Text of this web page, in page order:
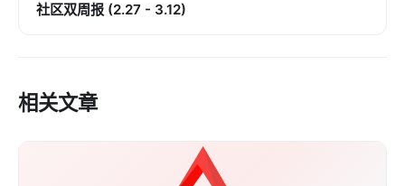
社区双周报 (2.27 - 3.12)
相关文章